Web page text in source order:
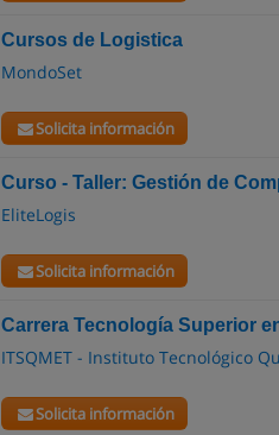
Cursos de Logistica
MondoSet
Solicita información
Curso - Taller: Gestión de
EliteLogis
Solicita información
Carrera Tecnología Superior
ITSQMET - Instituto Tecnológico
Solicita información